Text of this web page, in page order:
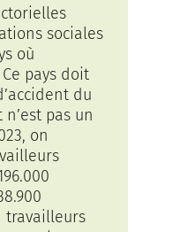
sociales
où
pays doit
du
pas un
on
travailleurs